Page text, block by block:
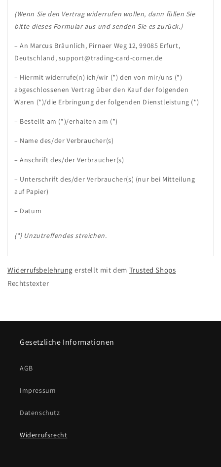
(Wenn Sie den Vertrag widerrufen wollen, dann füllen Sie
bitte dieses Formular aus und senden Sie es zurück.)
– An Marcus Bräunlich, Pirnaer Weg 12, 99085 Erfurt,
Deutschland, support@trading-card-corner.de
– Hiermit widerrufe(n) ich/wir (*) den von mir/uns (*)
abgeschlossenen Vertrag über den Kauf der folgenden
Waren (*)/die Erbringung der folgenden Dienstleistung (*)
– Bestellt am (*)/erhalten am (*)
– Name des/der Verbraucher(s)
– Anschrift des/der Verbraucher(s)
– Unterschrift des/der Verbraucher(s) (nur bei Mitteilung
auf Papier)
– Datum
(*) Unzutreffendes streichen.
Widerrufsbelehrung erstellt mit dem Trusted Shops
Rechtstexter
Gesetzliche Informationen
AGB
Impressum
Datenschutz
Widerrufsrecht